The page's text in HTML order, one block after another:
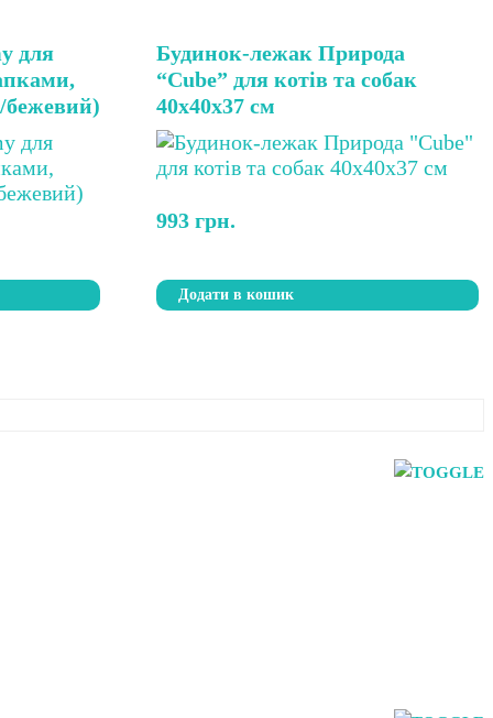
для
бежевий)
Будинок-лежак Природа
“Cube” для котів та собак
40х40х37 см
993 грн.
Додати в кошик